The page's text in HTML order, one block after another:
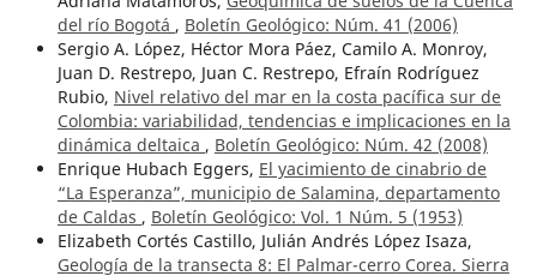
del río Bogotá , Boletín Geológico: Núm. 41 (2006)
Sergio A. López, Héctor Mora Páez, Camilo A. Monroy,
Juan D. Restrepo, Juan C. Restrepo, Efraín Rodríguez
Rubio, Nivel relativo del mar en la costa pacífica sur de
Colombia: variabilidad, tendencias e implicaciones en la
dinámica deltaica , Boletín Geológico: Núm. 42 (2008)
Enrique Hubach Eggers, El yacimiento de cinabrio de
“La Esperanza”, municipio de Salamina, departamento
de Caldas , Boletín Geológico: Vol. 1 Núm. 5 (1953)
Elizabeth Cortés Castillo, Julián Andrés López Isaza,
Geología de la transecta 8: El Palmar-cerro Corea. Sierra